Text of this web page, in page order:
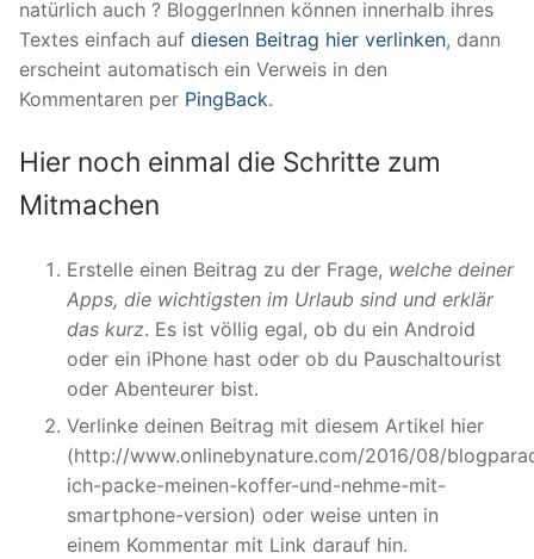
natürlich auch ? BloggerInnen können innerhalb ihres
Textes einfach auf diesen Beitrag hier verlinken, dann
erscheint automatisch ein Verweis in den
Kommentaren per PingBack.
Hier noch einmal die Schritte zum
Mitmachen
Erstelle einen Beitrag zu der Frage, welche deiner
Apps, die wichtigsten im Urlaub sind und erklär
das kurz. Es ist völlig egal, ob du ein Android
oder ein iPhone hast oder ob du Pauschaltourist
oder Abenteurer bist.
Verlinke deinen Beitrag mit diesem Artikel hier
(http://www.onlinebynature.com/2016/08/
ich-packe-meinen-koffer-und-nehme-mit-
smartphone-version) oder weise unten in
einem Kommentar mit Link darauf hin.